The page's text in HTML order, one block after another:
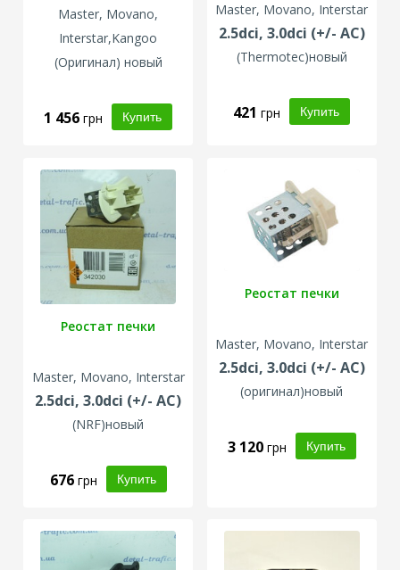
Master, Movano,
Interstar,Kangoo
(Оригинал) новый
1 456грн
Master, Movano, Interstar
2.5dci, 3.0dci (+/- AC)
(Thermotec)новый
421грн
Реостат печки
Master, Movano, Interstar
2.5dci, 3.0dci (+/- AC)
(NRF)новый
676 грн
Реостат печки
Master, Movano, Interstar
2.5dci, 3.0dci (+/- AC)
(оригинал)новый
3 120 грн